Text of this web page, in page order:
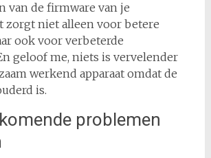
van de firmware van je
zorgt niet alleen voor betere
ook voor verbeterde
geloof me, niets is vervelender
werkend apparaat omdat de
is.
problemen